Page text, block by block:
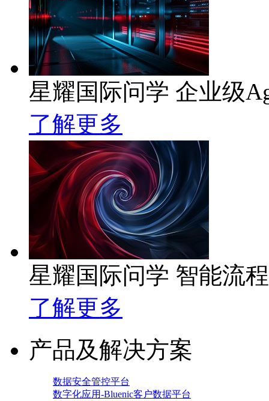
星耀国际问学 企业级
了解更多
星耀国际问学 智能流
了解更多
产品及解决方案
数据安全管控平台
数字化应用-Bluenic客户数据平台